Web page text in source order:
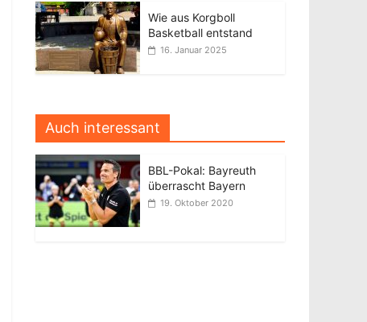
Wie aus Korgboll
Basketball entstand
16. Januar 2025
Auch interessant
BBL-Pokal: Bayreuth
überrascht Bayern
19. Oktober 2020